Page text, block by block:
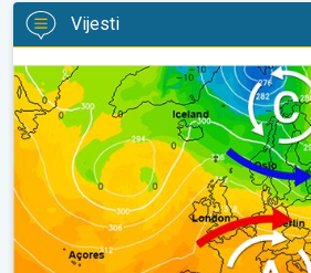
Vijesti
Vrući dani i dalje, toplije do utorka. Ne